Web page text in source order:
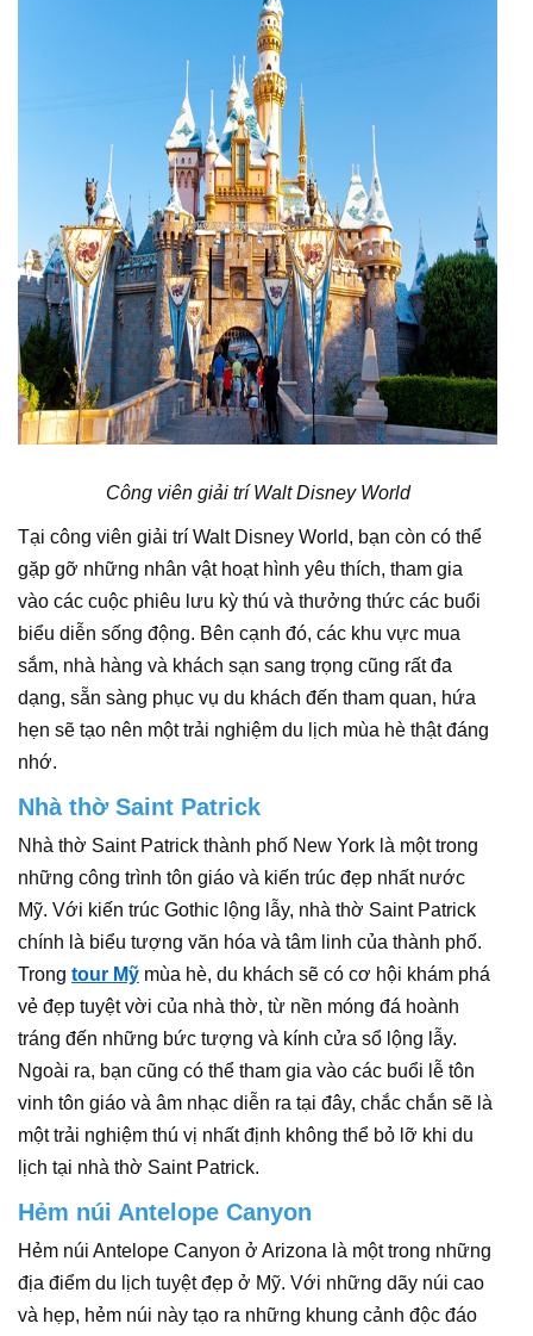
Công viên giải trí Walt Disney World
Tại công viên giải trí Walt Disney World, bạn còn có thể
gặp gỡ những nhân vật hoạt hình yêu thích, tham gia
vào các cuộc phiêu lưu kỳ thú và thưởng thức các buổi
biểu diễn sống động. Bên cạnh đó, các khu vực mua
sắm, nhà hàng và khách sạn sang trọng cũng rất đa
dạng, sẵn sàng phục vụ du khách đến tham quan, hứa
hẹn sẽ tạo nên một trải nghiệm du lịch mùa hè thật đáng
nhớ.
Nhà thờ Saint Patrick
Nhà thờ Saint Patrick thành phố New York là một trong
những công trình tôn giáo và kiến trúc đẹp nhất nước
Mỹ. Với kiến trúc Gothic lộng lẫy, nhà thờ Saint Patrick
chính là biểu tượng văn hóa và tâm linh của thành phố.
Trong tour Mỹ mùa hè, du khách sẽ có cơ hội khám phá
vẻ đẹp tuyệt vời của nhà thờ, từ nền móng đá hoành
tráng đến những bức tượng và kính cửa sổ lộng lẫy.
Ngoài ra, bạn cũng có thể tham gia vào các buổi lễ tôn
vinh tôn giáo và âm nhạc diễn ra tại đây, chắc chắn sẽ là
một trải nghiệm thú vị nhất định không thể bỏ lỡ khi du
lịch tại nhà thờ Saint Patrick.
Hẻm núi Antelope Canyon
Hẻm núi Antelope Canyon ở Arizona là một trong những
địa điểm du lịch tuyệt đẹp ở Mỹ. Với những dãy núi cao
và hẹp, hẻm núi này tạo ra những khung cảnh độc đáo